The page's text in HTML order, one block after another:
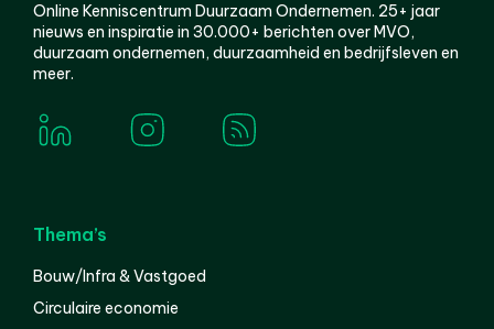
Online Kenniscentrum Duurzaam Ondernemen. 25+ jaar
nieuws en inspiratie in 30.000+ berichten over MVO,
duurzaam ondernemen, duurzaamheid en bedrijfsleven en
meer.
Thema’s
Bouw/Infra & Vastgoed
Circulaire economie